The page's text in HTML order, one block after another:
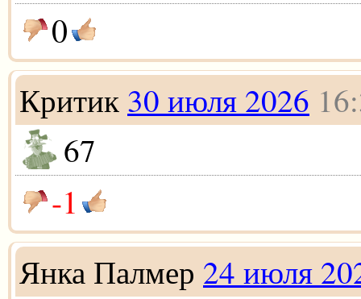
0
Критик 30 июля 2026
67
-1
Янка Палмер 24 июля